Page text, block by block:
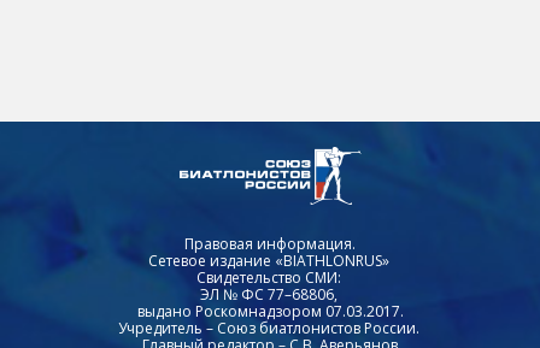
Правовая информация.
Сетевое издание «BIATHLONRUS»
Свидетельство СМИ:
ЭЛ № ФС 77–68806,
выдано Роскомнадзором 07.03.2017.
Учредитель – Союз биатлонистов России.